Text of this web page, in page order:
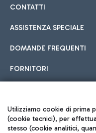
CONTATTI
ASSISTENZA SPECIALE
DOMANDE FREQUENTI
FORNITORI
Seguici sui social
Utilizziamo cookie di prima
(cookie tecnici), per
stesso (cookie analitici,